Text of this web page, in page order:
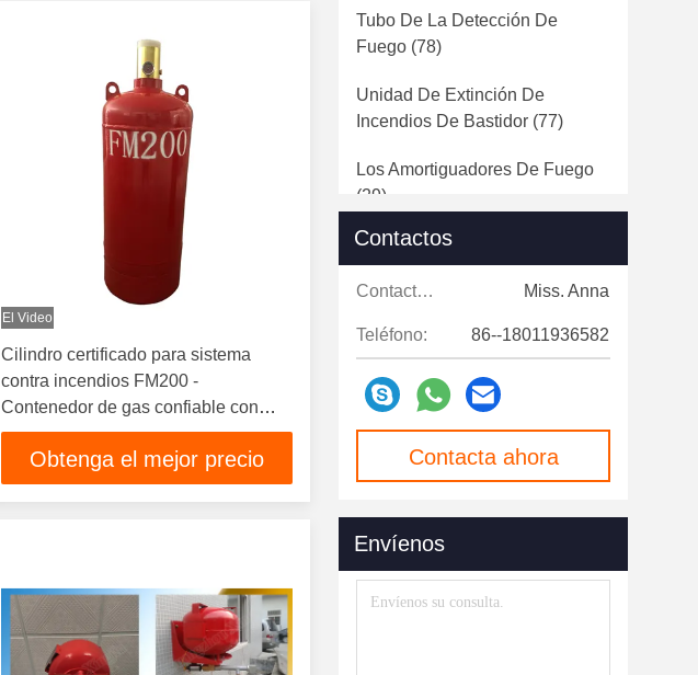
El Video
Cilindro certificado para sistema
contra incendios FM200 -
Contenedor de gas confiable con
válvula de seguridad
Obtenga el mejor precio
Tubo De La Detección De
Fuego (78)
Unidad De Extinción De
Incendios De Bastidor (77)
Los Amortiguadores De Fuego
(29)
Equipos De Seguridad Contra
Incendios(147)
(85)
De Incendios 1230 (71)
De Sistema Del Gas Inerte
Extinción De Incendios
Contactos
Contactos: Miss. Anna
Teléfono: 86--18011936582
Contacta ahora
Envíenos